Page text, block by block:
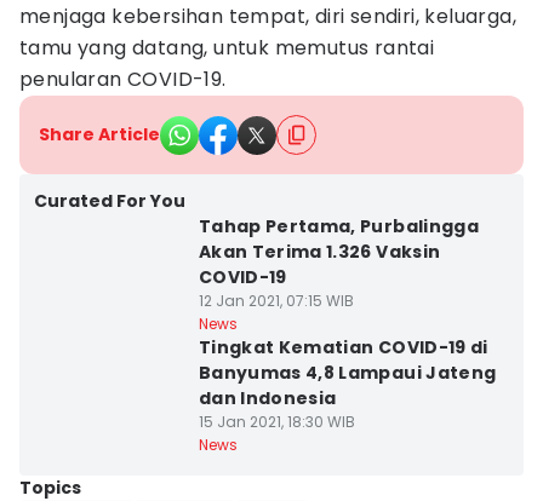
menjaga kebersihan tempat, diri sendiri, keluarga,
tamu yang datang, untuk memutus rantai
penularan COVID-19.
Share Article
Curated For You
Tahap Pertama, Purbalingga
Akan Terima 1.326 Vaksin
COVID-19
12 Jan 2021, 07:15 WIB
News
Tingkat Kematian COVID-19 di
Banyumas 4,8 Lampaui Jateng
dan Indonesia
15 Jan 2021, 18:30 WIB
News
Topics